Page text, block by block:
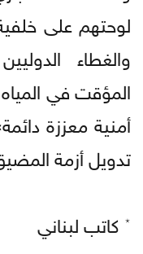
لوحتهم على
والغطاء
المؤقت في
أمنية معززة
تدويل أزمة
٭ كاتب لبناني